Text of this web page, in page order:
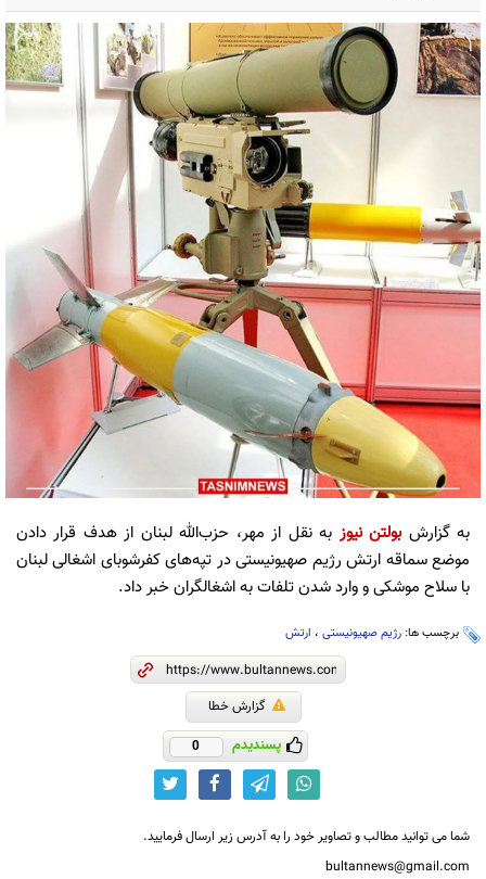
به گزارش بولتن نیوز به نقل از مهر، حزب‌الله لبنان از هدف قرار دادن
موضع سماقه ارتش رژیم صهیونیستی در تپه‌های کفرشوبای اشغالی لبنان
با سلاح موشکی و وارد شدن تلفات به اشغالگران خبر داد.
برچسب ها: رژیم صهیونیستی ، ارتش
گزارش خطا
پسندیدم 0
شما می توانید مطالب و تصاویر خود را به آدرس زیر ارسال فرمایید.
bultannews@gmail.com